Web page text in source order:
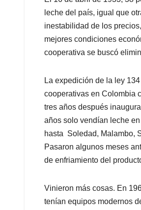
p
p
o
k
I
n
s
leche del país, igual que
inestabilidad de los
mejores condiciones
cooperativa se buscó
La expedición de la ley
cooperativas en Colombia
tres años después
años solo vendían leche
hasta Soledad, Malambo,
Pasaron algunos meses
de enfriamiento del
Vinieron más cosas. En
tenían equipos modernos